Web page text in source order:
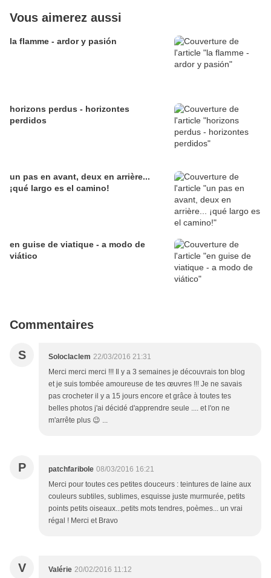
Vous aimerez aussi
la flamme - ardor y pasión
horizons perdus - horizontes
perdidos
un pas en avant, deux en arrière...
¡qué largo es el camino!
en guise de viatique - a modo de
viático
Commentaires
S Soloclaclem 22/03/2016 21:31
Merci merci merci !!! Il y a 3 semaines je découvrais ton blog
et je suis tombée amoureuse de tes œuvres !!! Je ne savais
pas crocheter il y a 15 jours encore et grâce à toutes tes
belles photos j'ai décidé d'apprendre seule .... et l'on ne
m'arrête plus 😉 ...
P patchfaribole 08/03/2016 16:21
Merci pour toutes ces petites douceurs : teintures de laine aux
couleurs subtiles, sublimes, esquisse juste murmurée, petits
points petits oiseaux...petits mots tendres, poèmes... un vrai
régal ! Merci et Bravo
V Valérie 20/02/2016 11:12